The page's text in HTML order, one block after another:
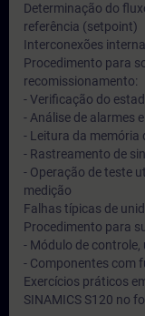
Determinação do
referência (setpoint)
Interconexões
Procedimento para
recomissionamento:
- Verificação do
- Análise de alarmes
- Leitura da memória
- Rastreamento de
- Operação de teste
medição
Falhas típicas de
Procedimento para
- Módulo de
- Componentes com
Exercícios práticos
SINAMICS S120 no